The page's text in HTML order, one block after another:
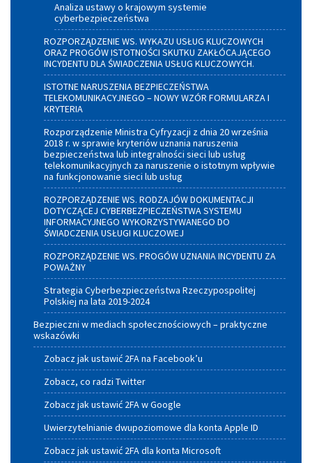
Analiza ustawy o krajowym systemie
cyberbezpieczeństwa
ROZPORZĄDZENIE WS. WYKAZU USŁUG KLUCZOWYCH
ORAZ PROGÓW ISTOTNOŚCI SKUTKU ZAKŁÓCAJĄCEGO
INCYDENTU DLA ŚWIADCZENIA USŁUG KLUCZOWYCH.
ISTOTNE NARUSZENIA BEZPIECZEŃSTWA
TELEKOMUNIKACYJNEGO – NOWY WZÓR FORMULARZA I
KRYTERIA
Rozporządzenie Ministra Cyfryzacji z dnia 20 września
2018 r. w sprawie kryteriów uznania naruszenia
bezpieczeństwa lub integralności sieci lub usług
telekomunikacyjnych za naruszenie o istotnym wpływie
na funkcjonowanie sieci lub usług
ROZPORZĄDZENIE WS. RODZAJÓW DOKUMENTACJI
DOTYCZĄCEJ CYBERBEZPIECZEŃSTWA SYSTEMU
INFORMACYJNEGO WYKORZYSTYWANEGO DO
ŚWIADCZENIA USŁUGI KLUCZOWEJ
ROZPORZĄDZENIE WS. PROGÓW UZNANIA INCYDENTU ZA
POWAŻNY
Strategia Cyberbezpieczeństwa Rzeczypospolitej
Polskiej na lata 2019-2024
Bezpieczni w mediach społecznościowych – praktyczne
wskazówki
Zobacz jak ustawić 2FA na Facebook’u
Zobacz, co radzi Twitter
Zobacz jak ustawić 2FA w Google
Uwierzytelnianie dwupoziomowe dla konta Apple ID
Zobacz jak ustawić 2FA dla konta Microsoft